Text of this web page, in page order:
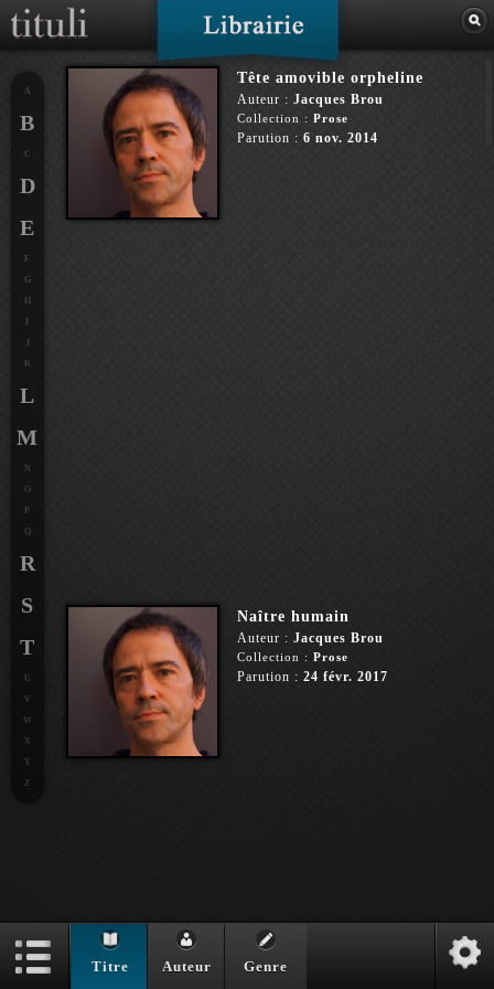
Tête amovible orpheline
Auteur : Jacques Brou
Collection : Prose
Parution : 6 nov. 2014
Naître humain
Auteur : Jacques Brou
Collection : Prose
Parution : 24 févr. 2017
A
B
C
D
E
F
G
H
J
K
L
M
N
O
P
Q
R
S
T
U
V
W
X
Y
Z
Titre Auteur Genre